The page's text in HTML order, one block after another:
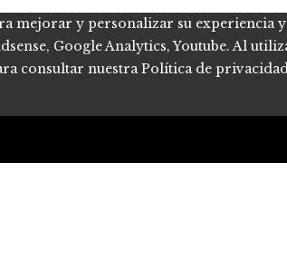
mejorar y personalizar su experiencia
Google Analytics, Youtube. Al
consultar nuestra Política de